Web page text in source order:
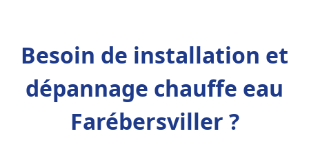
Besoin de installation et
dépannage chauffe eau
Farébersviller ?